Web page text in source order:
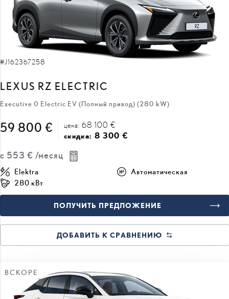
#J162367258
LEXUS RZ ELECTRIC
Executive 0 Electric EV (Полный привод) (280 kW)
59 800 € цена: 68 100 €
скидка: 8 300 €
с 553 € /месяц
Elektra
Автоматическая
280 кВт
ПОЛУЧИТЬ ПРЕДЛОЖЕНИЕ
ДОБАВИТЬ К СРАВНЕНИЮ
ВСКОРЕ